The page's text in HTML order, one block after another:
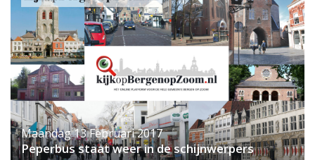
Maandag 13 Februari 2017
Peperbus staat weer in de schijnwerpers